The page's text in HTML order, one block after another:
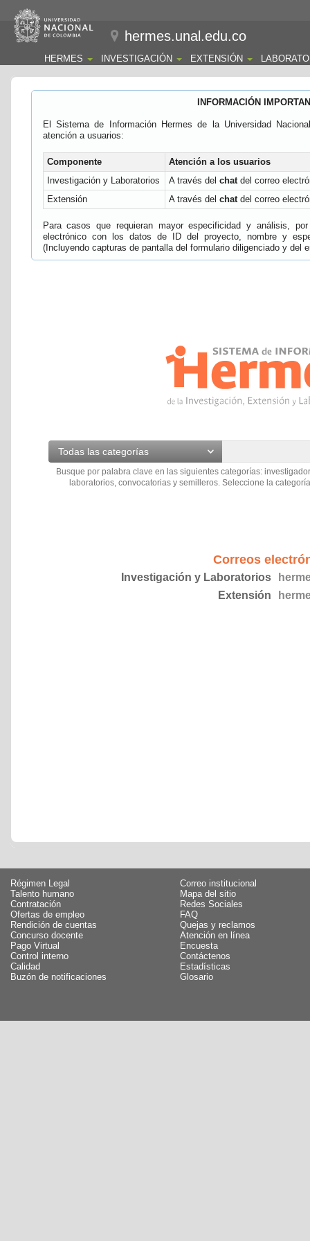
hermes.unal.edu.co
HERMES INVESTIGACIÓN EXTENSIÓN
INFORMACIÓN
El Sistema de Información Hermes de la Universidad
atención a usuarios:
Componente
Atención a los usuarios
Investigación y Laboratorios
A través del chatdel correo
Extensión
A través del chatdel correo
Para casos que requieran mayor especificidad y análisis,
electrónico con los datos de ID del proyecto, nombre y
(Incluyendo capturas de pantalla del formulario diligenciado y del
Todas las categorías
Busque por palabra clave en las siguientes categorías:
laboratorios, convocatorias y semilleros. Seleccione la
Correos
Investigación y Laboratorios
Extensión
Régimen Legal
Talento humano
Contratación
Ofertas de empleo
Rendición de cuentas
Concurso docente
Pago Virtual
Control interno
Calidad
Buzón de notificaciones
Correo institucional
Mapa del sitio
Redes Sociales
FAQ
Quejas y reclamos
Atención en línea
Encuesta
Contáctenos
Estadísticas
Glosario